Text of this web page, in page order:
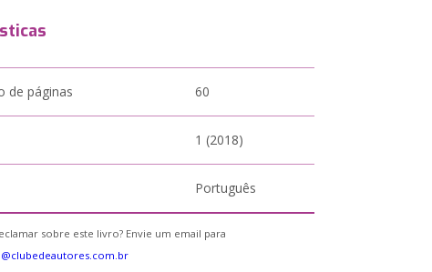
de páginas 60
1 (2018)
Português
sobre este livro? Envie um email para